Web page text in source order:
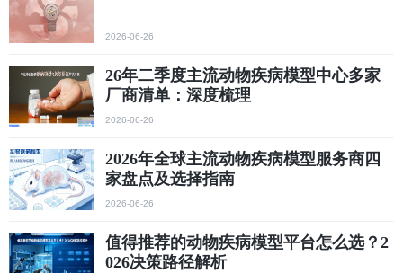
2026-06-26
26年二季度主流动物疾病模型中心多家
厂商清单：深度梳理
2026-06-26
2026年全球主流动物疾病模型服务商四
家盘点及选择指南
2026-06-26
值得推荐的动物疾病模型平台怎么选？2
026决策路径解析